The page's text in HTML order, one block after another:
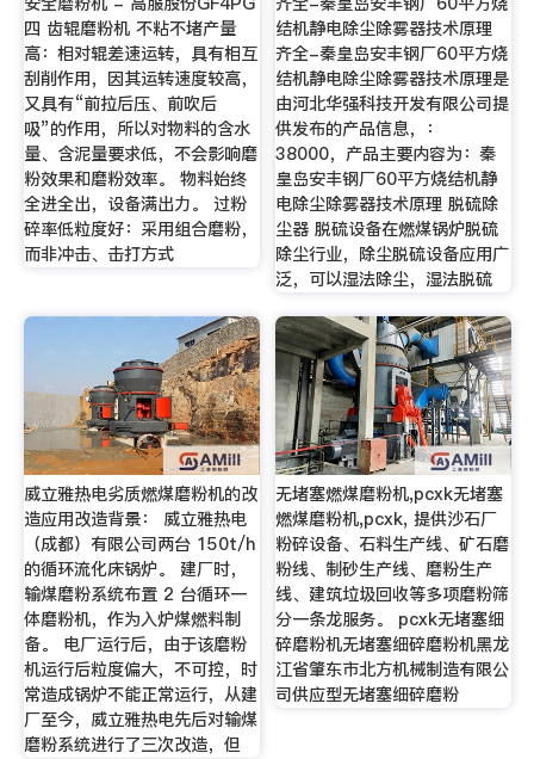
四 齿辊磨粉机 不粘不堵产量
高：相对辊差速运转，具有相互
刮削作用，因其运转速度较高，
又具有“前拉后压、前吹后
吸”的作用，所以对物料的含水
量、含泥量要求低，不会影响磨
粉效果和磨粉效率。 物料始终
全进全出，设备满出力。 过粉
碎率低粒度好：采用组合磨粉，
而非冲击、击打方式
结机静电除尘除雾器技术原理
齐全-秦皇岛安丰钢厂60平方烧
结机静电除尘除雾器技术原理是
由河北华强科技开发有限公司提
供发布的产品信息，：
38000，产品主要内容为：秦
皇岛安丰钢厂60平方烧结机静
电除尘除雾器技术原理 脱硫除
尘器 脱硫设备在燃煤锅炉脱硫
除尘行业，除尘脱硫设备应用广
泛，可以湿法除尘，湿法脱硫
威立雅热电劣质燃煤磨粉机的改
造应用改造背景： 威立雅热电
（成都）有限公司两台 150t/h
的循环流化床锅炉。 建厂时，
输煤磨粉系统布置 2 台循环一
体磨粉机，作为入炉煤燃料制
备。 电厂运行后，由于该磨粉
机运行后粒度偏大，不可控，时
常造成锅炉不能正常运行，从建
厂至今，威立雅热电先后对输煤
磨粉系统进行了三次改造，但
无堵塞燃煤磨粉机,pcxk无堵塞
燃煤磨粉机,pcxk, 提供沙石厂
粉碎设备、石料生产线、矿石磨
粉线、制砂生产线、磨粉生产
线、建筑垃圾回收等多项磨粉筛
分一条龙服务。 pcxk无堵塞细
碎磨粉机无堵塞细碎磨粉机黑龙
江省肇东市北方机械制造有限公
司供应型无堵塞细碎磨粉